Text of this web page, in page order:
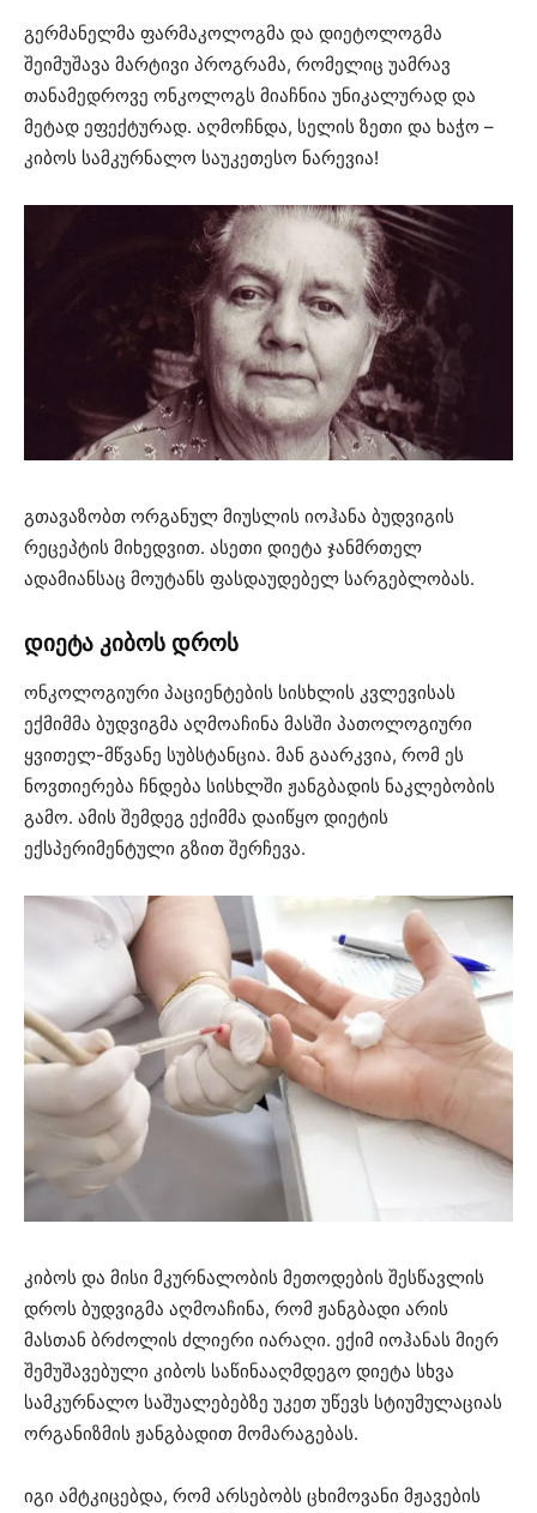
გერმანელმა ფარმაკოლოგმა და დიეტოლოგმა
შეიმუშავა მარტივი პროგრამა, რომელიც უამრავ
თანამედროვე ონკოლოგს მიაჩნია უნიკალურად და
მეტად ეფექტურად. აღმოჩნდა, სელის ზეთი და ხაჭო –
კიბოს სამკურნალო საუკეთესო ნარევია!
გთავაზობთ ორგანულ მიუსლის იოჰანა ბუდვიგის
რეცეპტის მიხედვით. ასეთი დიეტა ჯანმრთელ
ადამიანსაც მოუტანს ფასდაუდებელ სარგებლობას.
დიეტა კიბოს დროს
ონკოლოგიური პაციენტების სისხლის კვლევისას
ექმიმმა ბუდვიგმა აღმოაჩინა მასში პათოლოგიური
ყვითელ-მწვანე სუბსტანცია. მან გაარკვია, რომ ეს
ნოვთიერება ჩნდება სისხლში ჟანგბადის ნაკლებობის
გამო. ამის შემდეგ ექიმმა დაიწყო დიეტის
ექსპერიმენტული გზით შერჩევა.
კიბოს და მისი მკურნალობის მეთოდების შესწავლის
დროს ბუდვიგმა აღმოაჩინა, რომ ჟანგბადი არის
მასთან ბრძოლის ძლიერი იარაღი. ექიმ იოჰანას მიერ
შემუშავებული კიბოს საწინააღმდეგო დიეტა სხვა
სამკურნალო საშუალებებზე უკეთ უწევს სტიუმულაციას
ორგანიზმის ჟანგბადით მომარაგებას.
იგი ამტკიცებდა, რომ არსებობს ცხიმოვანი მჟავების